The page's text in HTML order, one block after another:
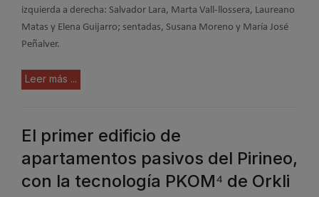
izquierda a derecha: Salvador Lara, Marta Vall-llossera, Laureano
Matas y Elena Guijarro; sentadas, Susana Moreno y María José
Peñalver.
Leer más ...
El primer edificio de
apartamentos pasivos del Pirineo,
con la tecnología PKOM⁴ de Orkli